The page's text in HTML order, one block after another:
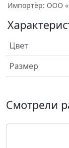
Импортёр: ООО
Цвет
Размер
Смотрели